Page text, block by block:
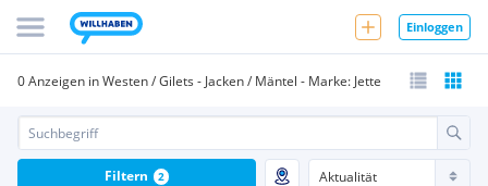
Einloggen
0 Anzeigen in Westen / Gilets - Jacken / Mäntel - Marke: Jette
Filtern 2